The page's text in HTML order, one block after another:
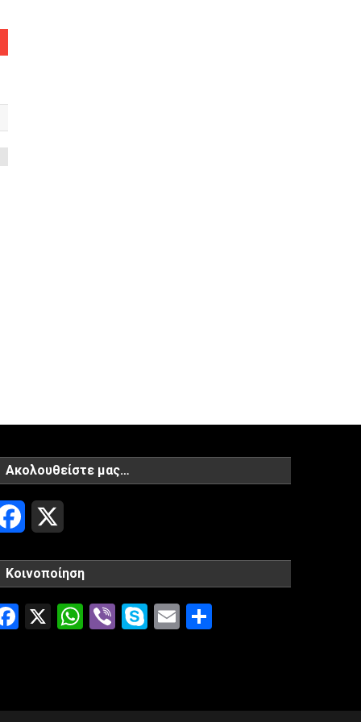
Ακολουθείστε μας…
Facebook
Κοινοποίηση
Facebook
X WhatsApp
ViberSkype
Email